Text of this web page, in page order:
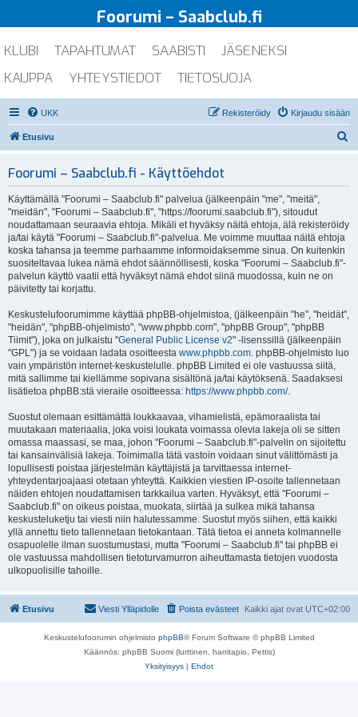
Foorumi – Saabclub.fi
KLUBI TAPAHTUMAT SAABISTI
JÄSENEKSI
KAUPPA
YHTEYSTIEDOT TIETOSUOJA
UKK Kirjaudu sisään
Rekisteröidy
Etusivu
Foorumi – Saabclub.fi - Käyttöehdot
Käyttämällä "Foorumi – Saabclub.fi" palvelua (jälkeenpäin "me", "meitä",
"meidän", "Foorumi – Saabclub.fi", "https://foorumi.saabclub.fi"), sitoudut
noudattamaan seuraavia ehtoja. Mikäli et hyväksy näitä ehtoja, älä rekisteröidy
ja/tai käytä "Foorumi – Saabclub.fi"-palvelua. Me voimme muuttaa näitä ehtoja
koska tahansa ja teemme parhaamme informoidaksemme sinua. On kuitenkin
suositeltavaa lukea nämä ehdot säännöllisesti, koska "Foorumi – Saabclub.fi"-
palvelun käyttö vaatii että hyväksyt nämä ehdot siinä muodossa, kuin ne on
päivitetty tai korjattu.
Keskustelufoorumimme käyttää phpBB-ohjelmistoa, (jälkeenpäin "he", "heidät",
"heidän", "phpBB-ohjelmisto", "www.phpbb.com", "phpBB Group", "phpBB
Tiimit"), joka on julkaistu "General Public License v2" -lisenssillä (jälkeenpäin
"GPL") ja se voidaan ladata osoitteesta www.phpbb.com. phpBB-ohjelmisto luo
vain ympäristön internet-keskustelulle. phpBB Limited ei ole vastuussa siitä,
mitä sallimme tai kiellämme sopivana sisältönä ja/tai käytöksenä. Saadaksesi
lisätietoa phpBB:stä vieraile osoitteessa: https://www.phpbb.com/.
Suostut olemaan esittämättä loukkaavaa, vihamielistä, epämoraalista tai
muutakaan materiaalia, joka voisi loukata voimassa olevia lakeja oli se sitten
omassa maassasi, se maa, johon "Foorumi – Saabclub.fi"-palvelin on sijoitettu
tai kansainvälisiä lakeja. Toimimalla tätä vastoin voidaan sinut välittömästi ja
lopullisesti poistaa järjestelmän käyttäjistä ja tarvittaessa internet-
yhteydentarjoajaasi otetaan yhteyttä. Kaikkien viestien IP-osoite tallennetaan
näiden ehtojen noudattamisen tarkkailua varten. Hyväksyt, että "Foorumi –
Saabclub.fi" on oikeus poistaa, muokata, siirtää ja sulkea mikä tahansa
keskusteluketju tai viesti niin halutessamme. Suostut myös siihen, että kaikki
yllä annettu tieto tallennetaan tietokantaan. Tätä tietoa ei anneta kolmannelle
osapuolelle ilman suostumustasi, mutta "Foorumi – Saabclub.fi" tai phpBB ei
ole vastuussa mahdollisen tietoturvamurron aiheuttamasta tietojen vuodosta
ulkopuolisille tahoille.
Etusivu Kaikki ajat ovat UTC+02:00
Poista evästeet
Viesti Ylläpidolle
Keskustelufoorumin ohjelmisto phpBB® Forum Software © phpBB Limited
Käännös: phpBB Suomi (lurttinen, harritapio, Pettis)
Yksityisyys | Ehdot